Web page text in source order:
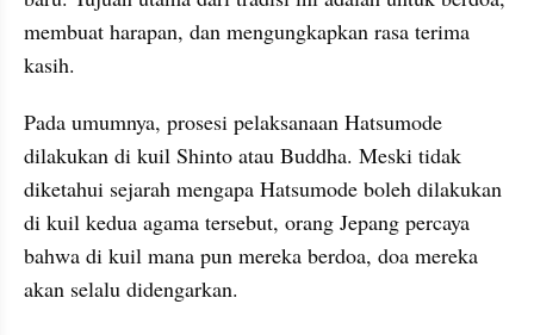
membuat harapan, dan mengungkapkan rasa terima
kasih.
Pada umumnya, prosesi pelaksanaan Hatsumode
dilakukan di kuil Shinto atau Buddha. Meski tidak
diketahui sejarah mengapa Hatsumode boleh dilakukan
di kuil kedua agama tersebut, orang Jepang percaya
bahwa di kuil mana pun mereka berdoa, doa mereka
akan selalu didengarkan.